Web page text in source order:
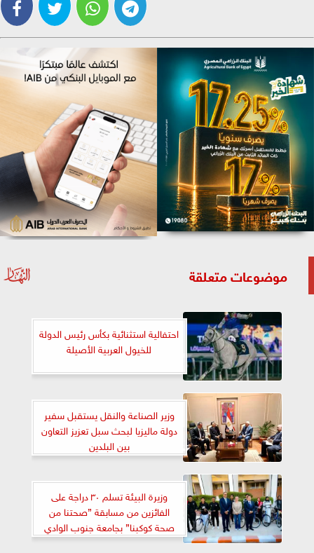
موضوعات متعلقة
احتفالية استثنائية بكأس رئيس الدولة
للخيول العربية الأصيلة
وزير الصناعة والنقل يستقبل سفير
دولة ماليزيا لبحث سبل تعزيز التعاون
بين البلدين
وزيرة البيئة تسلم ٣٠ دراجة على
الفائزين من مسابقة ”صحتنا من
صحة كوكبنا” بجامعة جنوب الوادي